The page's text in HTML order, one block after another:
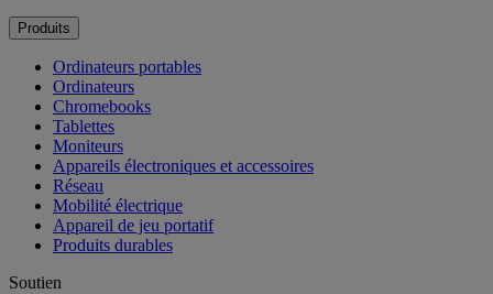
Produits
Ordinateurs portables
Ordinateurs
Chromebooks
Tablettes
Moniteurs
Appareils électroniques et accessoires
Réseau
Mobilité électrique
Appareil de jeu portatif
Produits durables
Soutien